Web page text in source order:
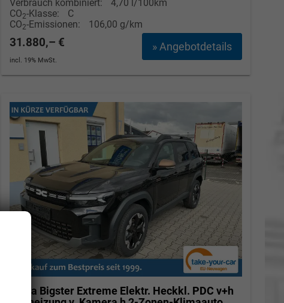
Verbrauch kombiniert:
4,70 l/100km
CO2-Klasse:
C
CO2-Emissionen: 106,00 g/km
» Angebotdetails
31.880,– €
incl. 19% MwSt.
Dacia Bigster Extreme Elektr. Heckkl. PDC v+h